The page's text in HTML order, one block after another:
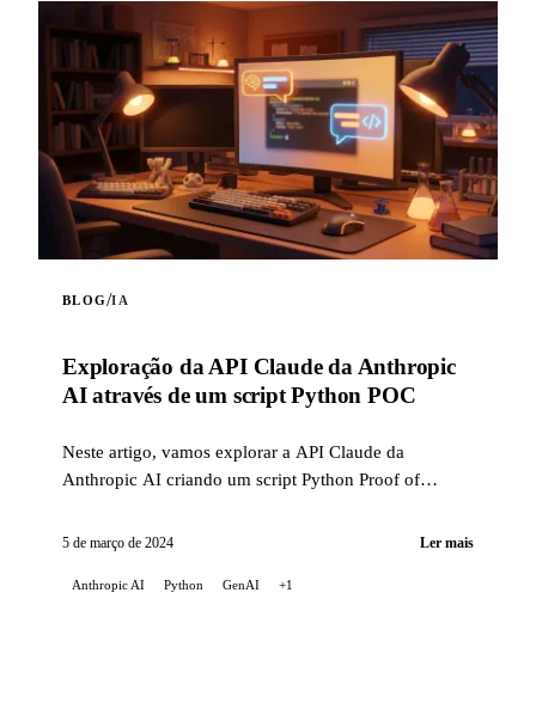
BLOG/IA
Exploração da API Claude da Anthropic
AI através de um script Python POC
Neste artigo, vamos explorar a API Claude da
Anthropic AI criando um script Python Proof of
5 de março de 2024 Ler mais
Anthropic AI Python GenAI +1